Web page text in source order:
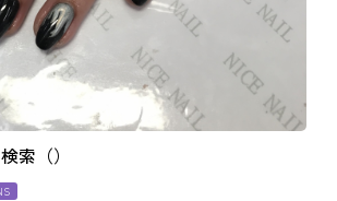
質問
れ
ラー
索（）